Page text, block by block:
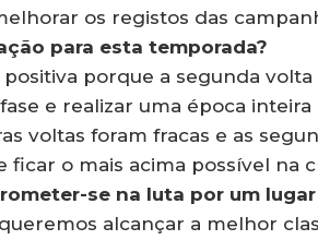
os registos das
para esta temporada?
porque a segunda
e realizar uma época inteira
voltas foram fracas e as
o mais acima possível na
se na luta por um lugar
alcançar a melhor